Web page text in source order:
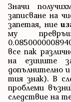
Значи
записване на
запетая, ние
му
все пак
на езиците
допълнително
тия знак). В
проблеми
следствие на